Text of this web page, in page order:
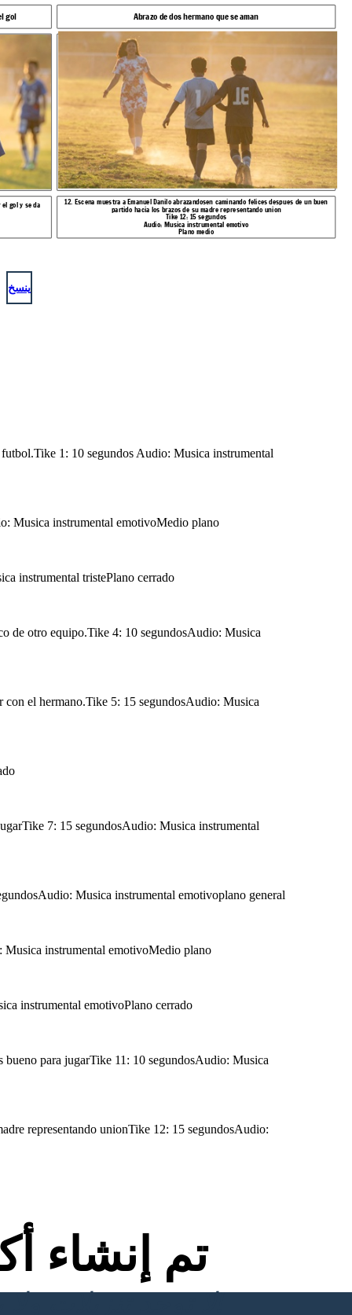
gol Abrazo de dos hermano que se aman
el gol y se da 12. Escena muestra a Emanuel Danilo abrazandosen caminando felices despues de un buen
partido hacia los brazos de su madre representando union
Tike 12: 15 segundos
Audio: Musica instrumental emotivo
Plano medio
ينسخ
1: 10 segundos Audio: Musica instrumental
Musica instrumental emotivoMedio plano
instrumental tristePlano cerrado
de otro equipo.Tike 4: 10 segundosAudio: Musica
con el hermano.Tike 5: 15 segundosAudio: Musica
7: 15 segundosAudio: Musica instrumental
Musica instrumental emotivoplano general
Musica instrumental emotivoMedio plano
instrumental emotivoPlano cerrado
bueno para jugarTike 11: 10 segundosAudio: Musica
representando unionTike 12: 15 segundosAudio:
تم إنشاء
لا توجد تنزيلات ولا بطاقة ائتمان ولا حاجة إلى تسجيل الدخول للمحاولة!